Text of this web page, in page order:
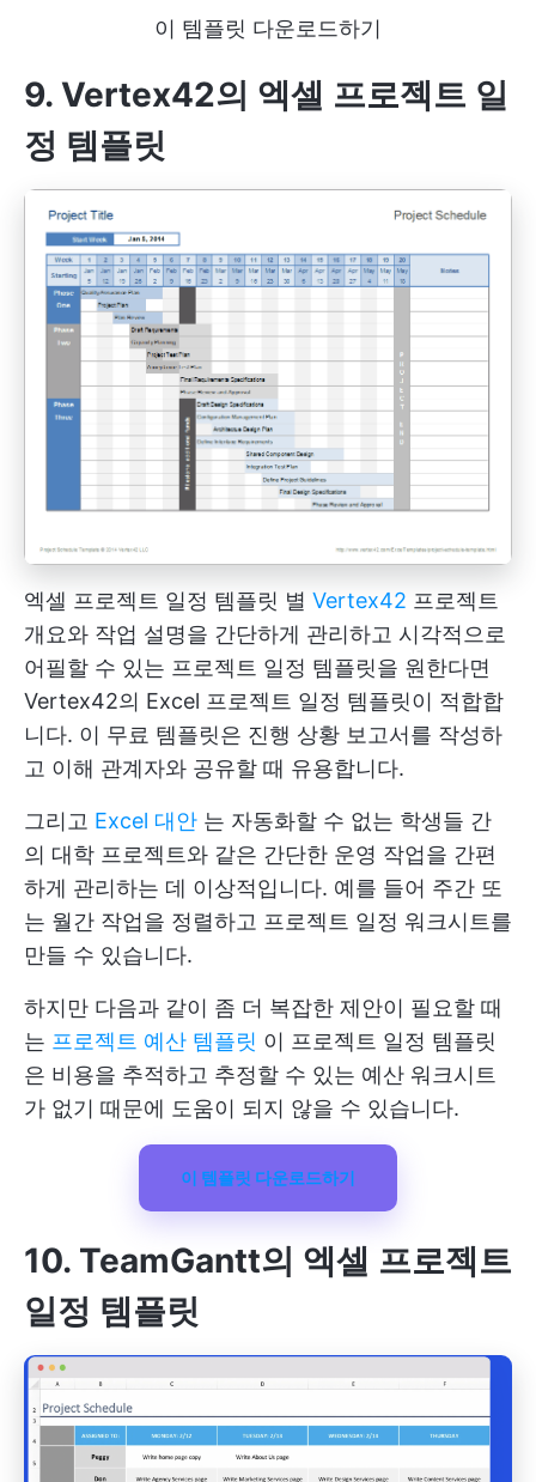
이 템플릿 다운로드하기
9. Vertex42의 엑셀 프로젝트 일
정 템플릿
엑셀 프로젝트 일정 템플릿 별 Vertex42 프로젝트
개요와 작업 설명을 간단하게 관리하고 시각적으로
어필할 수 있는 프로젝트 일정 템플릿을 원한다면
Vertex42의 Excel 프로젝트 일정 템플릿이 적합합
니다. 이 무료 템플릿은 진행 상황 보고서를 작성하
고 이해 관계자와 공유할 때 유용합니다.
그리고 Excel 대안 는 자동화할 수 없는 학생들 간
의 대학 프로젝트와 같은 간단한 운영 작업을 간편
하게 관리하는 데 이상적입니다. 예를 들어 주간 또
는 월간 작업을 정렬하고 프로젝트 일정 워크시트를
만들 수 있습니다.
하지만 다음과 같이 좀 더 복잡한 제안이 필요할 때
는 프로젝트 예산 템플릿 이 프로젝트 일정 템플릿
은 비용을 추적하고 추정할 수 있는 예산 워크시트
가 없기 때문에 도움이 되지 않을 수 있습니다.
이 템플릿 다운로드하기
10. TeamGantt의 엑셀 프로젝트
일정 템플릿